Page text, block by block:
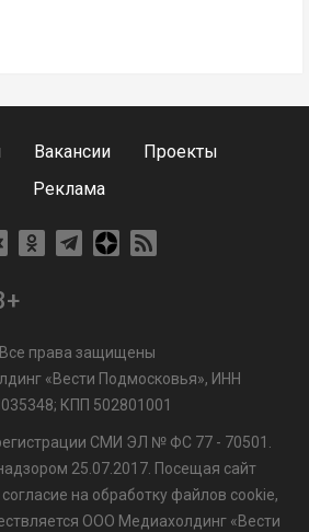
Вакансии
Проекты
Реклама
права защищены
«Вести Подмосковья», ИНН
КПП 502801001
СМИ ЭЛ № ФС 77 - 70501.
25.07.2017. Посещая сайт
на обработку файлов cookie,
ООО Медиахолдинг «Вести